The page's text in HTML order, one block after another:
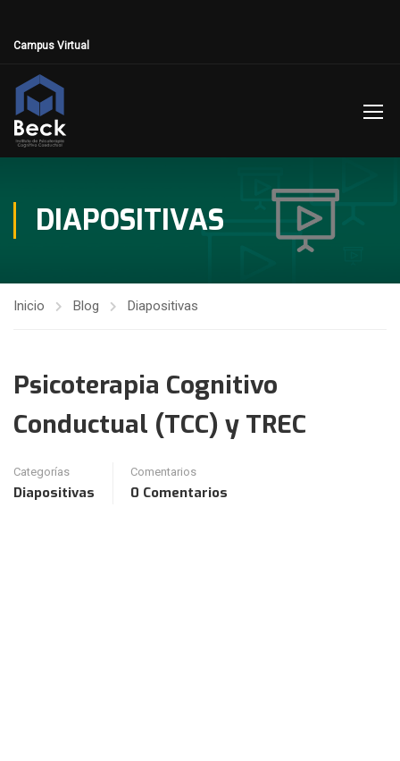
Campus Virtual
DIAPOSITIVAS
Inicio Blog Diapositivas
Psicoterapia Cognitivo
Conductual (TCC) y TREC
Categorías
Diapositivas
Comentarios
0 Comentarios